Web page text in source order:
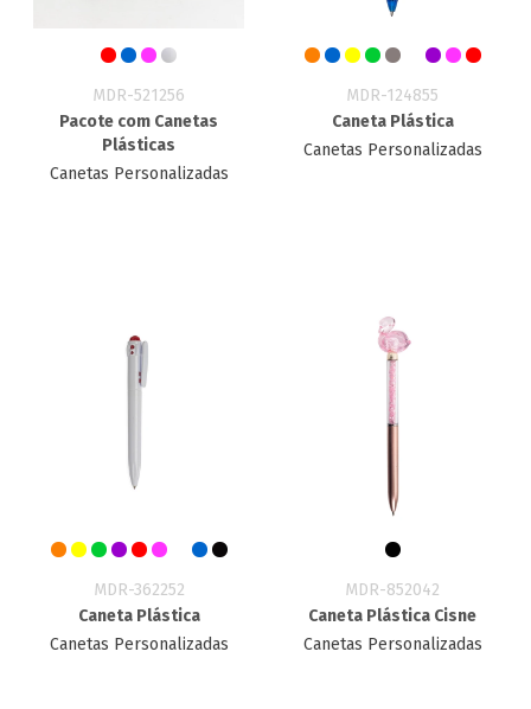
MDR-521256
Pacote com Canetas
Plásticas
Canetas Personalizadas
MDR-124855
Caneta Plástica
Canetas Personalizadas
MDR-362252
Caneta Plástica
Canetas Personalizadas
MDR-852042
Caneta Plástica Cisne
Canetas Personalizadas